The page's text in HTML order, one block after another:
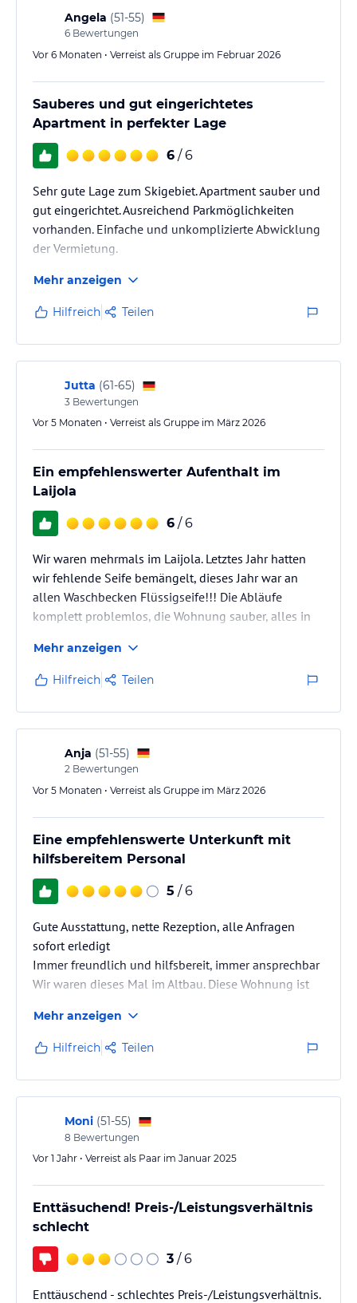
Angela (51-55)
6 Bewertungen
Vor 6 Monaten • Verreist als Gruppe im Februar 2026
Sauberes und gut eingerichtetes
Apartment in perfekter Lage
6 / 6
Sehr gute Lage zum Skigebiet. Apartment sauber und
gut eingerichtet. Ausreichend Parkmöglichkeiten
vorhanden. Einfache und unkomplizierte Abwicklung
der Vermietung.
Mehr anzeigen
Hilfreich Teilen
Jutta (61-65)
3 Bewertungen
Vor 5 Monaten • Verreist als Gruppe im März 2026
Ein empfehlenswerter Aufenthalt im
Laijola
6 / 6
Wir waren mehrmals im Laijola. Letztes Jahr hatten
wir fehlende Seife bemängelt, dieses Jahr war an
allen Waschbecken Flüssigseife!!! Die Abläufe
komplett problemlos, die Wohnung sauber, alles in
Mehr anzeigen
Hilfreich Teilen
Anja (51-55)
2 Bewertungen
Vor 5 Monaten • Verreist als Gruppe im März 2026
Eine empfehlenswerte Unterkunft mit
hilfsbereitem Personal
5 / 6
Gute Ausstattung, nette Rezeption, alle Anfragen
sofort erledigt
Immer freundlich und hilfsbereit, immer ansprechbar
Wir waren dieses Mal im Altbau. Diese Wohnung ist
gefallen uns besser und haben fünf Sterne verdient.
Mehr anzeigen
Hilfreich Teilen
Moni (51-55)
8 Bewertungen
Vor 1 Jahr • Verreist als Paar im Januar 2025
Enttäsuchend! Preis-/Leistungsverhältnis
schlecht
3 / 6
Enttäuschend - schlechtes Preis-/Leistungsverhältnis.